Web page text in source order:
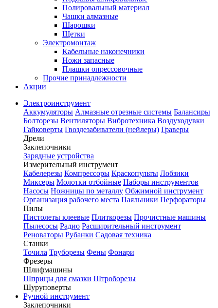
Полировальный материал
Чашки алмазные
Шарошки
Щетки
Электромонтаж
Кабельные наконечники
Ножи запасные
Плашки опрессовочные
Прочие принадлежности
Акции
Электроинструмент
Аккумуляторы Алмазные отрезные системы Балансиры
Болторезы Вентиляторы Вибротехника Воздуходувки
Гайковерты Гвоздезабиватели (нейлеры) Граверы
Дрели
Заклепочники
Зарядные устройства
Измерительный инструмент
Кабелерезы Компрессоры Краскопульты Лобзики
Миксеры Молотки отбойные Наборы инструментов
Насосы Ножницы по металлу Обжимной инструмент
Организация рабочего места Паяльники Перфораторы
Пилы
Пистолеты клеевые Плиткорезы Прочистные машины
Пылесосы Радио Расширительный инструмент
Реноваторы Рубанки Садовая техника
Станки
Точила Труборезы Фены Фонари
Фрезеры
Шлифмашины
Шприцы для смазки Штроборезы
Шуруповерты
Ручной инструмент
Заклепочники